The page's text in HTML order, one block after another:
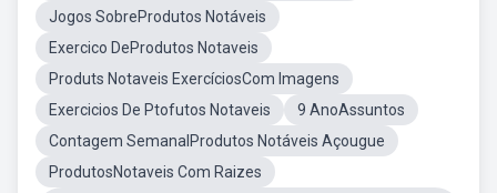
Jogos SobreProdutos Notáveis
Exercico DeProdutos Notaveis
Produts Notaveis ExercíciosCom Imagens
Exercicios De Ptofutos Notaveis
9 AnoAssuntos
Contagem SemanalProdutos Notáveis Açougue
ProdutosNotaveis Com Raizes